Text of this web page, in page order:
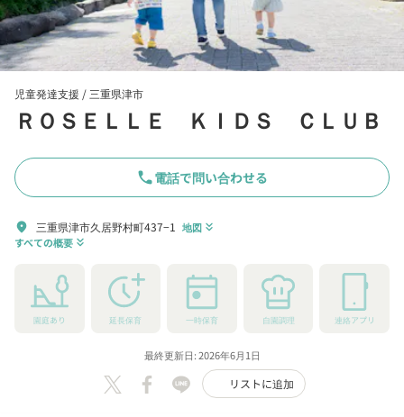
児童発達支援 / 三重県津市
ＲＯＳＥＬＬＥ ＫＩＤＳ ＣＬＵＢ
phone電話で問い合わせる
location_on 三重県津市久居野村町437−1 地図 keyboard_double_arrow_down
すべての概要 keyboard_double_arrow_down
園庭あり 延長保育 一時保育 自園調理 連絡アプリ
最終更新日: 2026年6月1日
リストに追加